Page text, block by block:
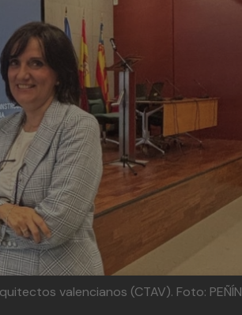
valencianos (CTAV). Foto: PEÑÍN